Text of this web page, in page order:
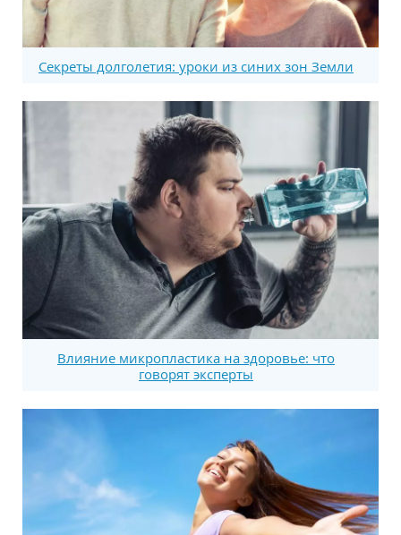
Секреты долголетия: уроки из синих зон Земли
Влияние микропластика на здоровье: что
говорят эксперты